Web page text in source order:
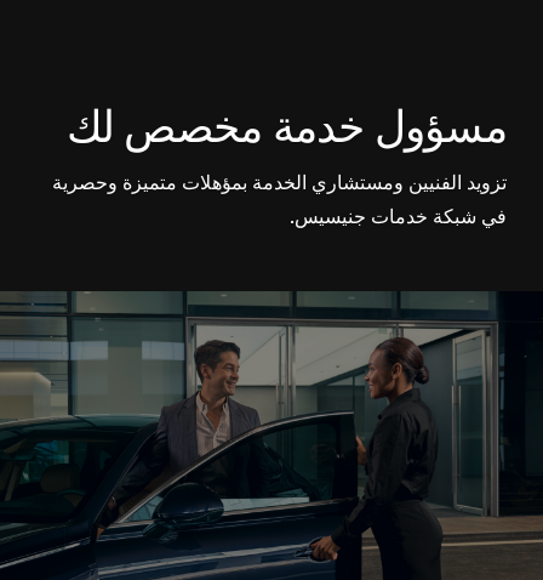
مسؤول خدمة مخصص لك
تزويد الفنيين ومستشاري الخدمة بمؤهلات متميزة وحصرية
في شبكة خدمات جنيسيس.